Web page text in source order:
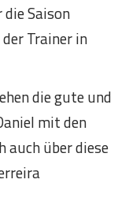
Saison
Trainer in
die gute und
mit den
auch über diese